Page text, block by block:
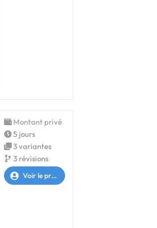
Montant privé
5 jours
3 variantes
3 révisions
Voir le profil